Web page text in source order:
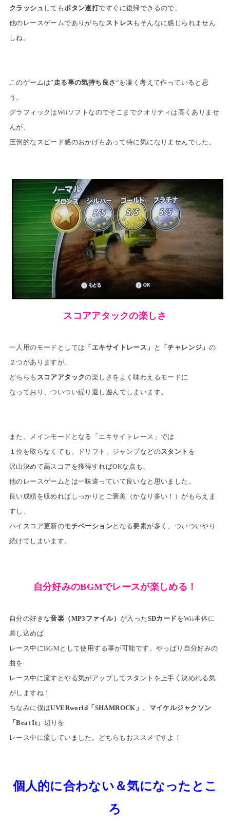
クラッシュ してもボタン連打ですぐに復帰できるので、
他のレースゲームでありがちな ストレス もそんなに感じられません
しね。
このゲームは” 走る事の気持ち良さ “を凄く考えて作っていると思
う。
グラフィックはWiiソフトなのでそこまでクオリティは高くありませ
んが、
圧倒的なスピード感のおかげもあって特に気になりませんでした。
スコアアタックの楽しさ
一人用のモードとしては 「エキサイトレース」 と 「チャレンジ」 の
２つがありますが、
どちらも スコアアタックの楽しさをよく味わえるモードに
なっており、ついつい繰り返し遊んでしまいます。
また、メインモードとなる「エキサイトレース」では
１位を取らなくても、ドリフト、ジャンプなどのスタント を
沢山決めて高スコアを獲得すればOKな点も、
他のレースゲームとは一味違っていて良いなと思いました。
良い成績を収めればしっかりとご褒美（かなり多い！）がもらえま
すし、
ハイスコア更新のモチベーションとなる要素が多く、ついついやり
続けてしまいます。
自分好みのBGMでレースが楽しめる！
自分の好きな音楽（MP3ファイル） が入ったSDカード をWii本体に
差し込めば
レース中にBGMとして使用する事が可能です。やっぱり自分好みの
曲を
レース中に流すとやる気がアップしてスタントを上手く決めれる気
がしますね！
ちなみに僕はUVERworld「SHAMROCK」 、 マイケルジャクソン
「Beat It」 辺りを
レース中に流していました。どちらもおススメですよ！
個人的に合わない＆気になったとこ
ろ